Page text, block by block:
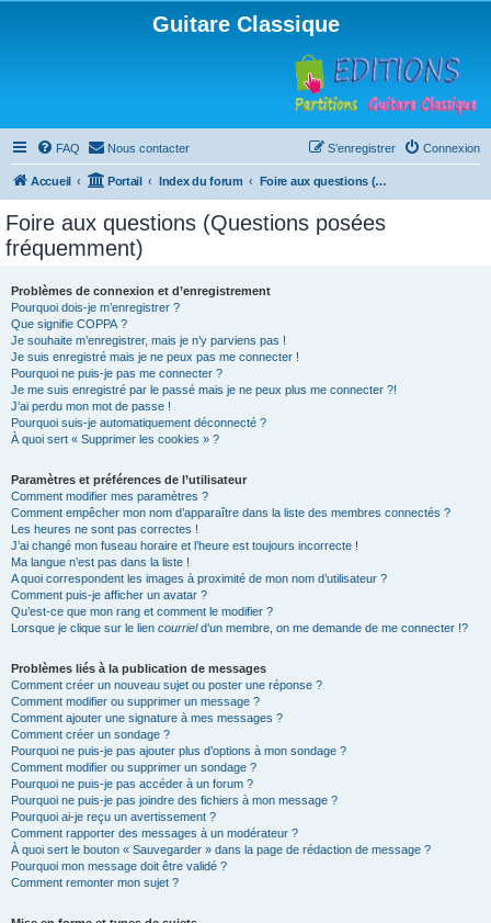
Guitare Classique
FAQ Nous contacter Connexion
S’enregistrer
Accueil Portail Index du forum Foire aux questions (Questions posées fréquemment)
Foire aux questions (Questions posées
fréquemment)
Problèmes de connexion et d’enregistrement
Pourquoi dois-je m’enregistrer ?
Que signifie COPPA ?
Je souhaite m’enregistrer, mais je n’y parviens pas !
Je suis enregistré mais je ne peux pas me connecter !
Pourquoi ne puis-je pas me connecter ?
Je me suis enregistré par le passé mais je ne peux plus me connecter ?!
J’ai perdu mon mot de passe !
Pourquoi suis-je automatiquement déconnecté ?
À quoi sert « Supprimer les cookies » ?
Paramètres et préférences de l’utilisateur
Comment modifier mes paramètres ?
Comment empêcher mon nom d’apparaître dans la liste des membres connectés ?
Les heures ne sont pas correctes !
J’ai changé mon fuseau horaire et l’heure est toujours incorrecte !
Ma langue n’est pas dans la liste !
A quoi correspondent les images à proximité de mon nom d’utilisateur ?
Comment puis-je afficher un avatar ?
Qu’est-ce que mon rang et comment le modifier ?
Lorsque je clique sur le lien courrield’un membre, on me demande de me connecter !?
Problèmes liés à la publication de messages
Comment créer un nouveau sujet ou poster une réponse ?
Comment modifier ou supprimer un message ?
Comment ajouter une signature à mes messages ?
Comment créer un sondage ?
Pourquoi ne puis-je pas ajouter plus d’options à mon sondage ?
Comment modifier ou supprimer un sondage ?
Pourquoi ne puis-je pas accéder à un forum ?
Pourquoi ne puis-je pas joindre des fichiers à mon message ?
Pourquoi ai-je reçu un avertissement ?
Comment rapporter des messages à un modérateur ?
À quoi sert le bouton « Sauvegarder » dans la page de rédaction de message ?
Pourquoi mon message doit être validé ?
Comment remonter mon sujet ?